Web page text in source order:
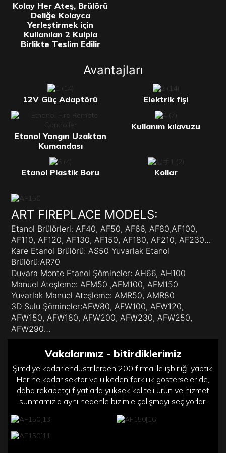
Kolay Her Ateş, Brülörü
Deliğe Kolayca
Yerleştirmek için
Kullanılan 2 Kulpla
Birlikte Teslim Edilir
Avantajları
12V Güç Adaptörü Elektrik fişi
Etanol Yangın Uzaktan
Kumandası
Kullanım kılavuzu
Etanol Plastik Boru Kollar
ART FIREPLACE MODELS:
Etanol Brülörleri: AF40, AF50, AF66, AF80,AF100,
AF110, AF120, AF130, AF150, AF180, AF210, AF230…
Kare Etanol Brülörü: AS50 Yuvarlak Etanol
Brülörü:AR70
Duvara Monte Etanol Şömineler: AH66, AH100
Manuel Ateşleme: AFM50 ,AFM100, AFM150
Yuvarlak Manuel Ateşleme: AMR50, AMR80
3D Sulu Şömineler:AFW80, AFW100, AFW120,
AFW150, AFW180, AFW200, AFW230, AFW250,
AFW290…
Vakalarımız - bitirdiklerimiz
Şimdiye kadar endüstrilerden 200 firma ile işbirliği yaptık.
Her ne kadar sektör ve ülkeden farklılık gösterseler de,
daha rekabetçi fiyatlarla yüksek kaliteli ürün ve hizmet
sunmamızla aynı nedenle bizimle çalışmayı seçiyorlar.
camdan yapılmıştır ve her